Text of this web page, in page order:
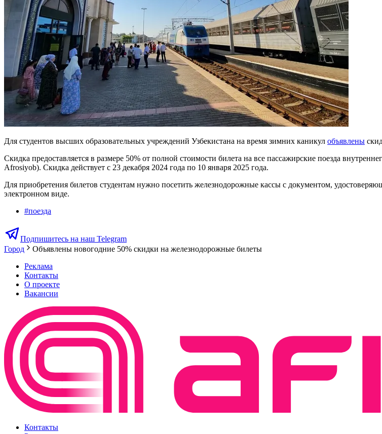
Для студентов высших образовательных учреждений Узбекистана на время зимних каникул объявлены
Скидка предоставляется в размере 50% от полной стоимости билета на все пассажирские поезда
Afrosiyob). Скидка действует с 23 декабря 2024 года по 10 января 2025 года.
Для приобретения билетов студентам нужно посетить железнодорожные кассы с документом,
электронном виде.
#поезда
Подпишитесь на наш Telegram
Город
Объявлены новогодние 50% скидки на железнодорожные билеты
Реклама
Контакты
О проекте
Вакансии
Контакты